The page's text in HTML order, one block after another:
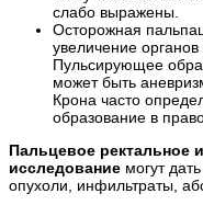
слабо выражены.
Осторожная
увеличение
Пульсирующее
может быть
Крона часто
образование в
Пальцевое ректальное
исследование могут
опухоли, инфильтраты,